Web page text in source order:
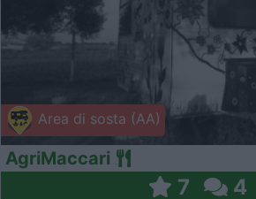
Area di sosta (AA)
AgriMaccari
7 4